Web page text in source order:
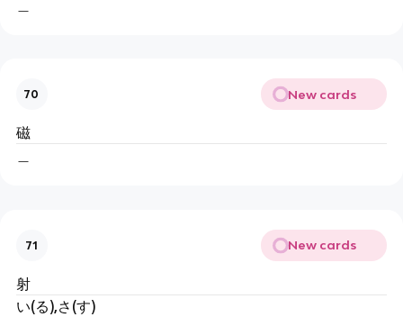
70 New cards
磁
71 New cards
射
い(る),さ(す)